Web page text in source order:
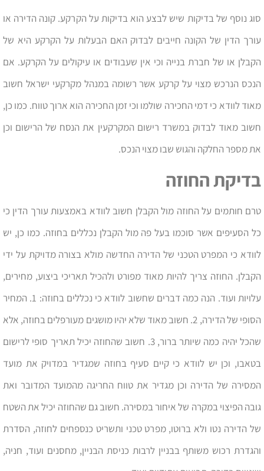
סוג נוסף של בדיקות שיש לבצע הוא בדיקות על הקרקע. קונה הדירה או
עורך הדין של הקונה חייבים לבדוק האם הבעלות על הקרקע היא של
הקבלן או של חברת בנייה וכי אין שעבודים או עיקולים על הקרקע. אם
הנכס הנרכש מצוי על קרקע אשר רשומה במנהל מקרקעי ישראל חשוב
מאוד לוודא כי דמי החכירה שולמו וכי זמן החכירה הוא ארוך טווח. כמו כן,
חשוב מאוד לבדוק במשרד רישום המקרקעין את הנסח של הרישום וכן
את מספר החלקה והגוש שבו מצוי הנכס.
בדיקת החוזה
טרם חותמים על החוזה מול הקבלן חשוב לוודא באמצעות עורך הדין כי
כל הסעיפים אשר סוכמו בעל פה מול הקבלן נכללים בחוזה. כמו כן, יש
לוודא כי המפרט הטכני של הדירה החדשה מולא בצורה מדויקת על ידי
הקבלן. החוזה צריך להיות מאוד מפורט ולהכיל תאריכי ביצוע, מחירים,
עלויות ועוד. הנה כמה דברים שחשוב לוודא כי נכללים בחוזה: 1. המחיר
הסופי של הדירה, 2. חשוב מאוד שלא יהיו מושגים מעורפלים בחוזה, אלא
שהכל יהיה כמה שיותר ברור, 3. חשוב שהחוזה יכיל תאריך סופי לרישום
בטאבו, וכן יש לוודא כי קיים סעיף בחוזה שמגדיר במדויק את מועד
המסירה של הדירה וכן מגדיר את טווח החריגה מהמועד המדובר ואת
גובה הפיצוי במקרה של איחור במסירה. חשוב גם שהחוזה יכיל את השטח
של הדירה נטו ולא ברוטו, מפרט טכני ותשריט כנספחים לחוזה, הסדרת
והגדרת רכוש משותף בבניין לרבות כניסת הבניין, מחסנים ועוד, חניה,